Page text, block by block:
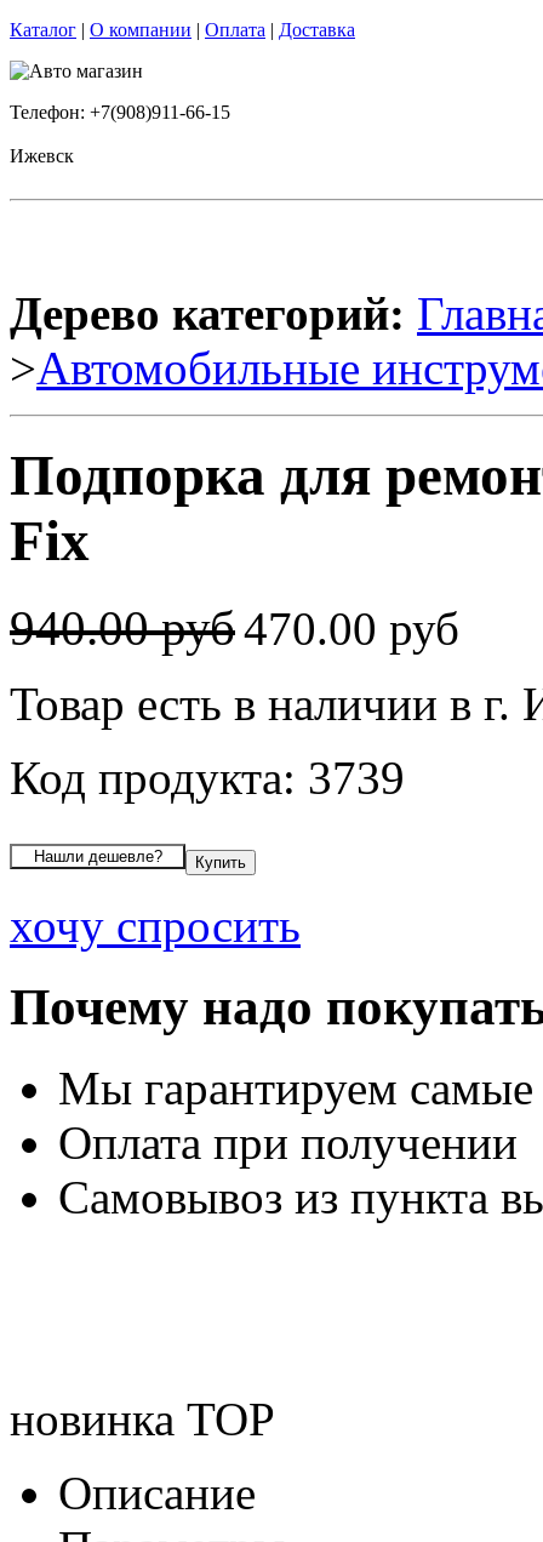
Каталог | О компании | Оплата | Доставка
Телефон: +7(908)911-66-15
Ижевск
Дерево категорий:
>Автомобильные
Подпорка для
Fix
940.00 руб470.00 руб
Товар есть в наличии в г.
Код продукта: 3739
хочу спросить
Почему надо
Мы гарантируем
Оплата при получении
Самовывоз из пункта
новинка TOP
Описание